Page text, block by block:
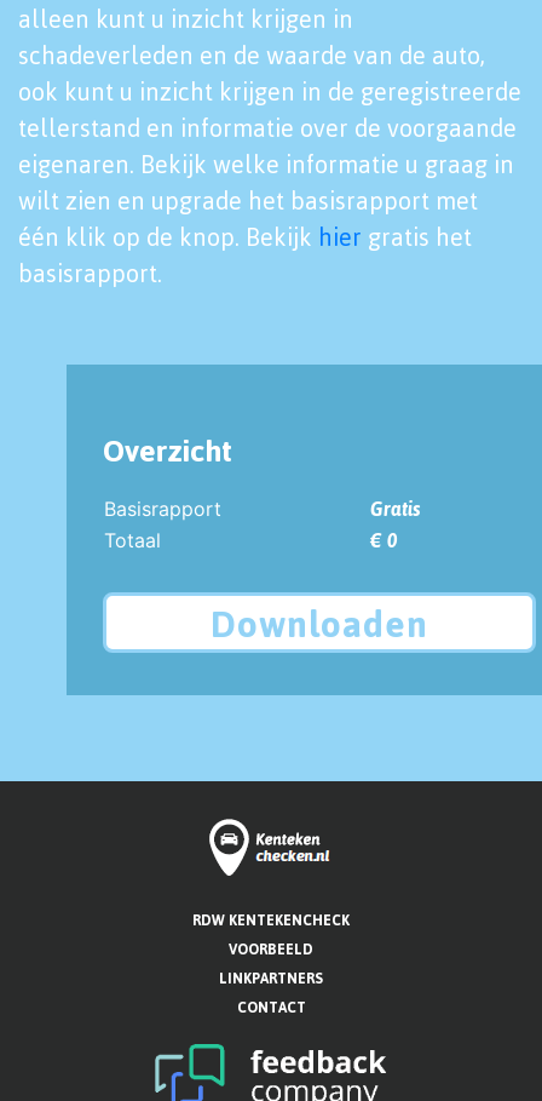
alleen kunt u inzicht krijgen in
schadeverleden en de waarde van de auto,
ook kunt u inzicht krijgen in de geregistreerde
tellerstand en informatie over de voorgaande
eigenaren. Bekijk welke informatie u graag in
wilt zien en upgrade het basisrapport met
één klik op de knop. Bekijk hier gratis het
basisrapport.
Overzicht
Basisrapport
Gratis
Totaal
€ 0
Downloaden
RDW KENTEKENCHECK
VOORBEELD
LINKPARTNERS
CONTACT